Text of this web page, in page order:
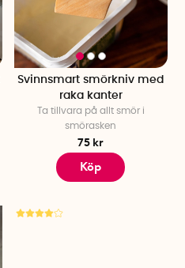
Svinnsmart smörkniv med
raka kanter
Ta tillvara på allt smör i
smörasken
75 kr
Köp